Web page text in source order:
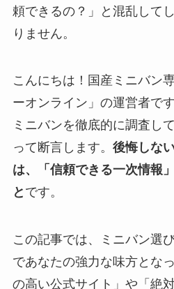
頼できるの？」と混乱して
りません。
こんにちは！国産ミニバン
ーオンライン」の運営者で
ミニバンを徹底的に調査し
って断言します。 後悔しな
は、「信頼できる一次情報
と です。
この記事では、ミニバン選
であなたの強力な味方とな
の高い公式サイト」や「絶